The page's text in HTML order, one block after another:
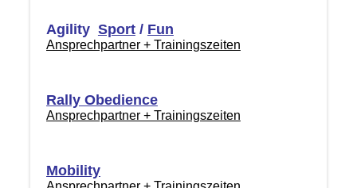
Agility Sport/ Fun
Ansprechpartner + Trainingszeiten
Rally Obedience
Ansprechpartner + Trainingszeiten
Mobility